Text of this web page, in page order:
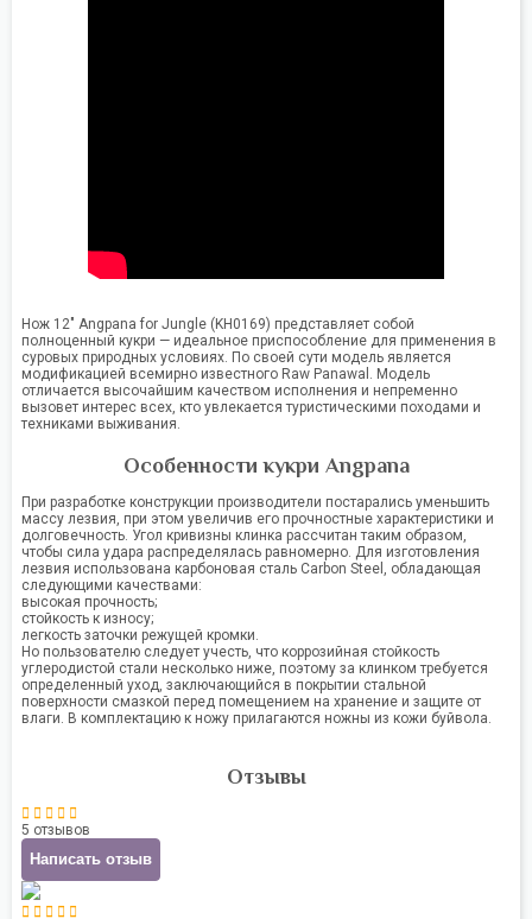
Нож 12" Angpana for Jungle (KH0169) представляет собой
полноценный кукри — идеальное приспособление для применения в
суровых природных условиях. По своей сути модель является
модификацией всемирно известного Raw Panawal. Модель
отличается высочайшим качеством исполнения и непременно
вызовет интерес всех, кто увлекается туристическими походами и
техниками выживания.
Особенности кукри Angpana
При разработке конструкции производители постарались уменьшить
массу лезвия, при этом увеличив его прочностные характеристики и
долговечность. Угол кривизны клинка рассчитан таким образом,
чтобы сила удара распределялась равномерно. Для изготовления
лезвия использована карбоновая сталь Carbon Steel, обладающая
следующими качествами:
высокая прочность;
стойкость к износу;
легкость заточки режущей кромки.
Но пользователю следует учесть, что коррозийная стойкость
углеродистой стали несколько ниже, поэтому за клинком требуется
определенный уход, заключающийся в покрытии стальной
поверхности смазкой перед помещением на хранение и защите от
влаги. В комплектацию к ножу прилагаются ножны из кожи буйвола.
Отзывы
5 отзывов
Написать отзыв